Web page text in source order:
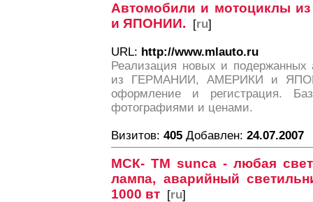
Автомобили и мотоциклы
и ЯПОНИИ. [ru]
URL: http://www.mlauto.ru
Реализация новых и подержанных
из ГЕРМАНИИ, АМЕРИКИ и
оформление и регистрация.
фотографиями и ценами.
Визитов: 405 Добавлен: 24.07.2007
МСК- ТМ sunca - любая
лампа, аварийный
1000 вт [ru]